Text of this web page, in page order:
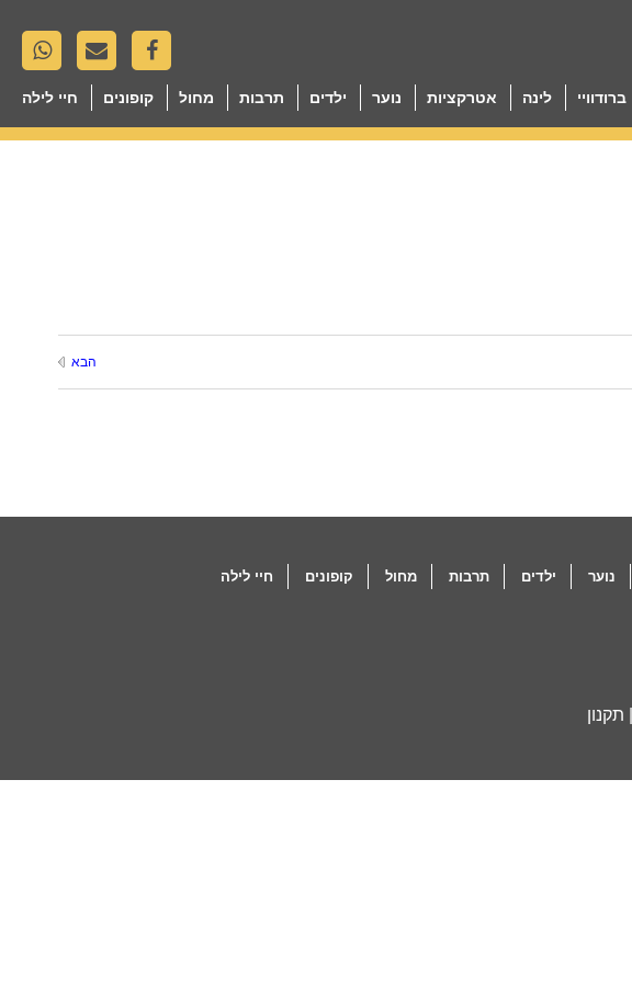
ברודוויי לינה אטרקציות נוער ילדים תרבות מחול קופונים חיי לילה
הבא
נוער ילדים תרבות מחול קופונים חיי לילה
תקנון